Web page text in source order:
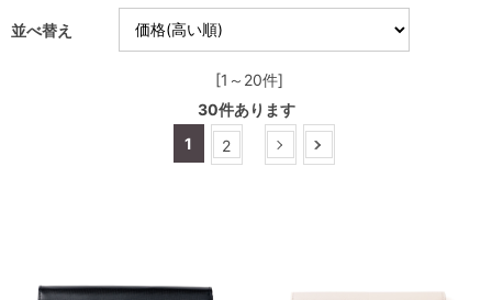
並べ替え
[1～20件]
30件あります
1
2